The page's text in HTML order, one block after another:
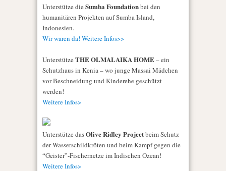
Unterstütze die Sumba Foundationbei den
humanitären Projekten auf Sumba Island,
Indonesien.
Wir waren da! Weitere Infos>>
Unterstütze THE OLMALAIKA HOME– ein
Schutzhaus in Kenia – wo junge Massai Mädchen
vor Beschneidung und Kinderehe geschützt
werden!
Weitere Infos>
Unterstütze dasOlive Ridley Projectbeim Schutz
der Wasserschildkröten und beim Kampf gegen die
“Geister”-Fischernetze im Indischen Ozean!
Weitere Infos>